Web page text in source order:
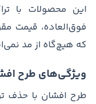
فوق‌العاده، قیمت
که هیچ‌گاه از مد
ویژگی‌های طرح
طرح افشان با حذف